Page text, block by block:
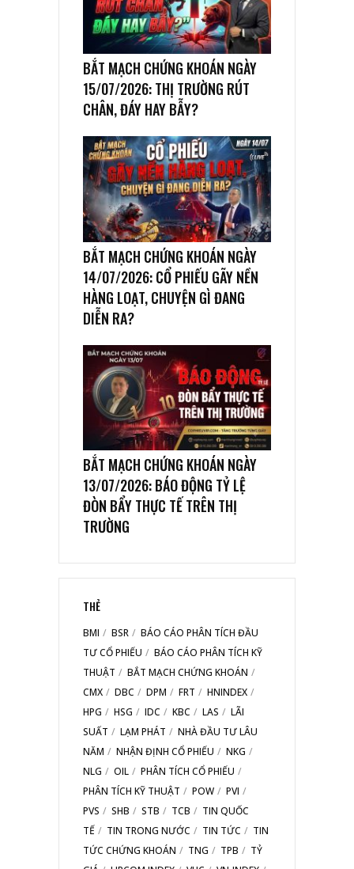
BẮT MẠCH CHỨNG KHOÁN NGÀY
15/07/2026: THỊ TRƯỜNG RÚT
CHÂN, ĐÁY HAY BẪY?
BẮT MẠCH CHỨNG KHOÁN NGÀY
14/07/2026: CỔ PHIẾU GÃY NỀN
HÀNG LOẠT, CHUYỆN GÌ ĐANG
DIỄN RA?
BẮT MẠCH CHỨNG KHOÁN NGÀY
13/07/2026: BÁO ĐỘNG TỶ LỆ
ĐÒN BẨY THỰC TẾ TRÊN THỊ
TRƯỜNG
THẺ
BMI BSR
BÁO CÁO PHÂN TÍCH ĐẦU
TƯ CỔ PHIẾU
BÁO CÁO PHÂN TÍCH KỸ
THUẬT
BẮT MẠCH CHỨNG KHOÁN
CMX
DBC DPM FRT
HNINDEX
HPG
HSG IDC KBC LAS
LÃI
SUẤT
LẠM PHÁT
NHÀ ĐẦU TƯ LÂU
NĂM
NHẬN ĐỊNH CỔ PHIẾU
NKG
NLG
OIL
PHÂN TÍCH CỔ PHIẾU
PHÂN TÍCH KỸ THUẬT
POW
PVI
PVS
SHB STB TCB
TIN QUỐC
TẾ
TIN TRONG NƯỚC TIN TỨC
TIN
TỨC CHỨNG KHOÁN
TNG TPB
TỶ